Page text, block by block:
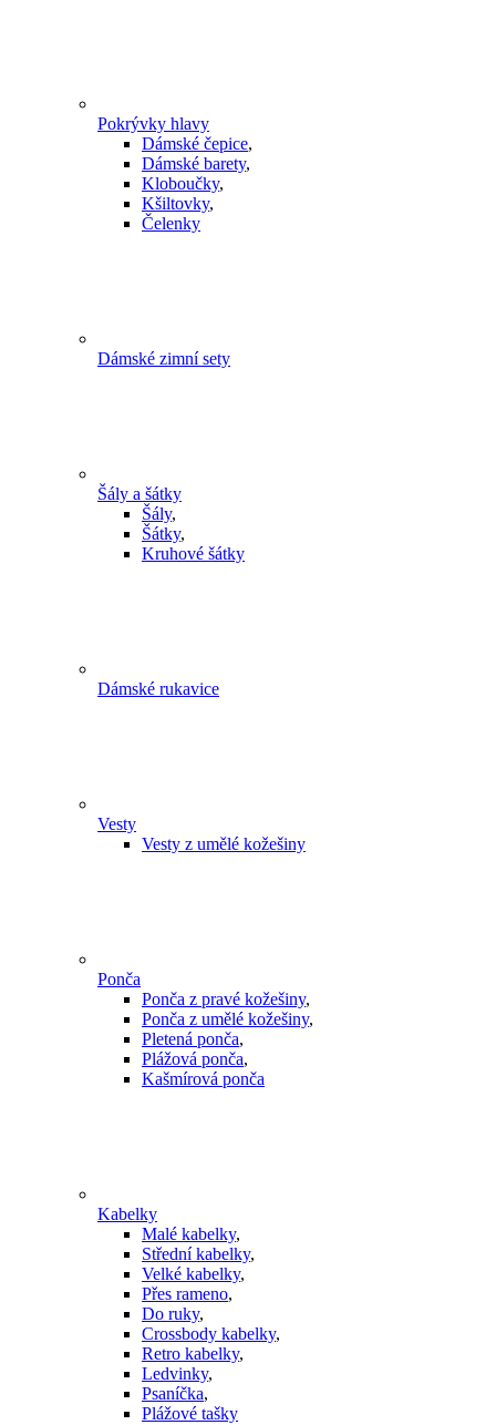
Pokrývky hlavy
Dámské čepice,
Dámské barety,
Kloboučky,
Kšiltovky,
Čelenky
Dámské zimní sety
Šály a šátky
Šály,
Šátky,
Kruhové šátky
Dámské rukavice
Vesty
Vesty z umělé kožešiny
Ponča
Ponča z pravé kožešiny,
Ponča z umělé kožešiny,
Pletená ponča,
Plážová ponča,
Kašmírová ponča
Kabelky
Malé kabelky,
Střední kabelky,
Velké kabelky,
Přes rameno,
Do ruky,
Crossbody kabelky,
Retro kabelky,
Ledvinky,
Psaníčka,
Plážové tašky